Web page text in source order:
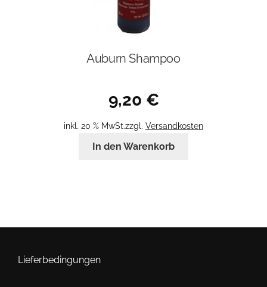
Auburn Shampoo
9,20 €
inkl. 20 % MwSt.zzgl. Versandkosten
In den Warenkorb
Lieferbedingungen